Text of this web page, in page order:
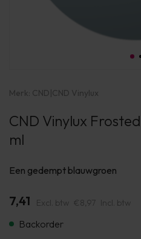
Merk: CND|CND Vinylux
CND Vinylux
ml
Een gedempt blauwgroen
7,41 Excl. btw €8,97 Incl. btw
Backorder